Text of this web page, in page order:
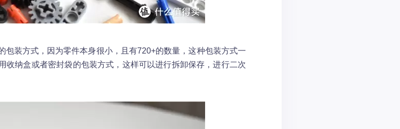
包装方式，因为零件本身很小，且有720+的数量，这种包装方式一
收纳盒或者密封袋的包装方式，这样可以进行拆卸保存，进行二次